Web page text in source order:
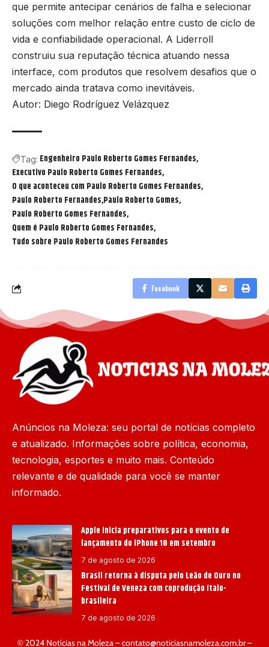
que permite antecipar cenários de falha e selecionar
soluções com melhor relação entre custo de ciclo de
vida e confiabilidade operacional. A Liderroll
construiu sua reputação técnica atuando nessa
interface, com produtos que resolvem desafios que o
mercado ainda tratava como inevitáveis.
Autor: Diego Rodríguez Velázquez
Tag: Engenheiro Paulo Roberto Gomes Fernandes
Executivo Paulo Roberto Gomes Fernandes
O que aconteceu com Paulo Roberto Gomes Fernandes
Paulo Roberto Fernandes Paulo Roberto Gomes
Paulo Roberto Gomes Fernandes
Quem é Paulo Roberto Gomes Fernandes
Tudo sobre Paulo Roberto Gomes Fernandes
Facebook
Anúncios na Moleza: seu portal de notícias completo
e atualizado. Informações sobre política, economia,
tecnologia, esportes e muito mais. Conteúdo
relevante e de qualidade para você se manter
informado.
Apple inicia preparativos para o evento de
lançamento do iPhone 18 em setembro
7 de agosto de 2026
Brasil retorna à disputa pelo Leão de Ouro no
Festival de Veneza com coprodução ítalo-
brasileira
7 de agosto de 2026
© 2024 Notícias na Moleza –contato@noticiasnamoleza.com.br–